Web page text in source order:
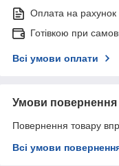
Оплата на рахунок
Готівкою при
Всі умови оплати
Умови повернення
Повернення товару
Всі умови